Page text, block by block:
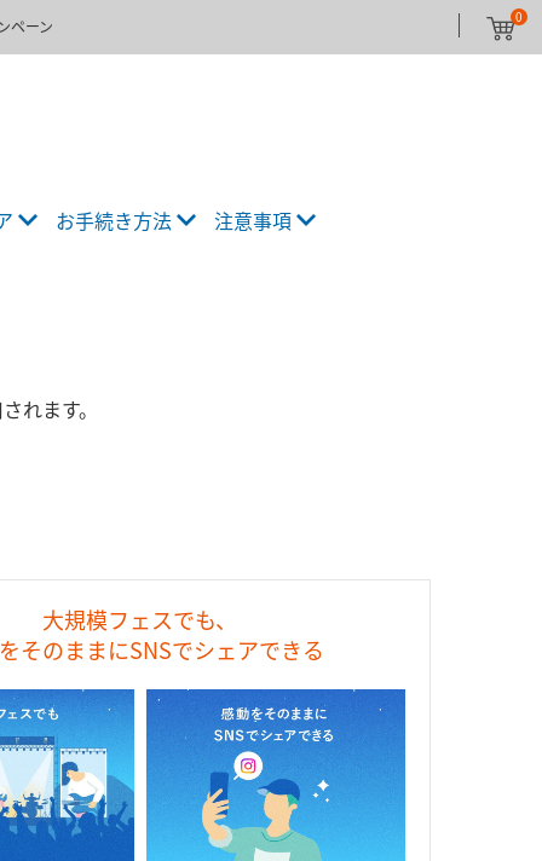
ペーン 0
お手続き方法 注意事項
れます。
大規模フェスでも、
そのままにSNSでシェアできる